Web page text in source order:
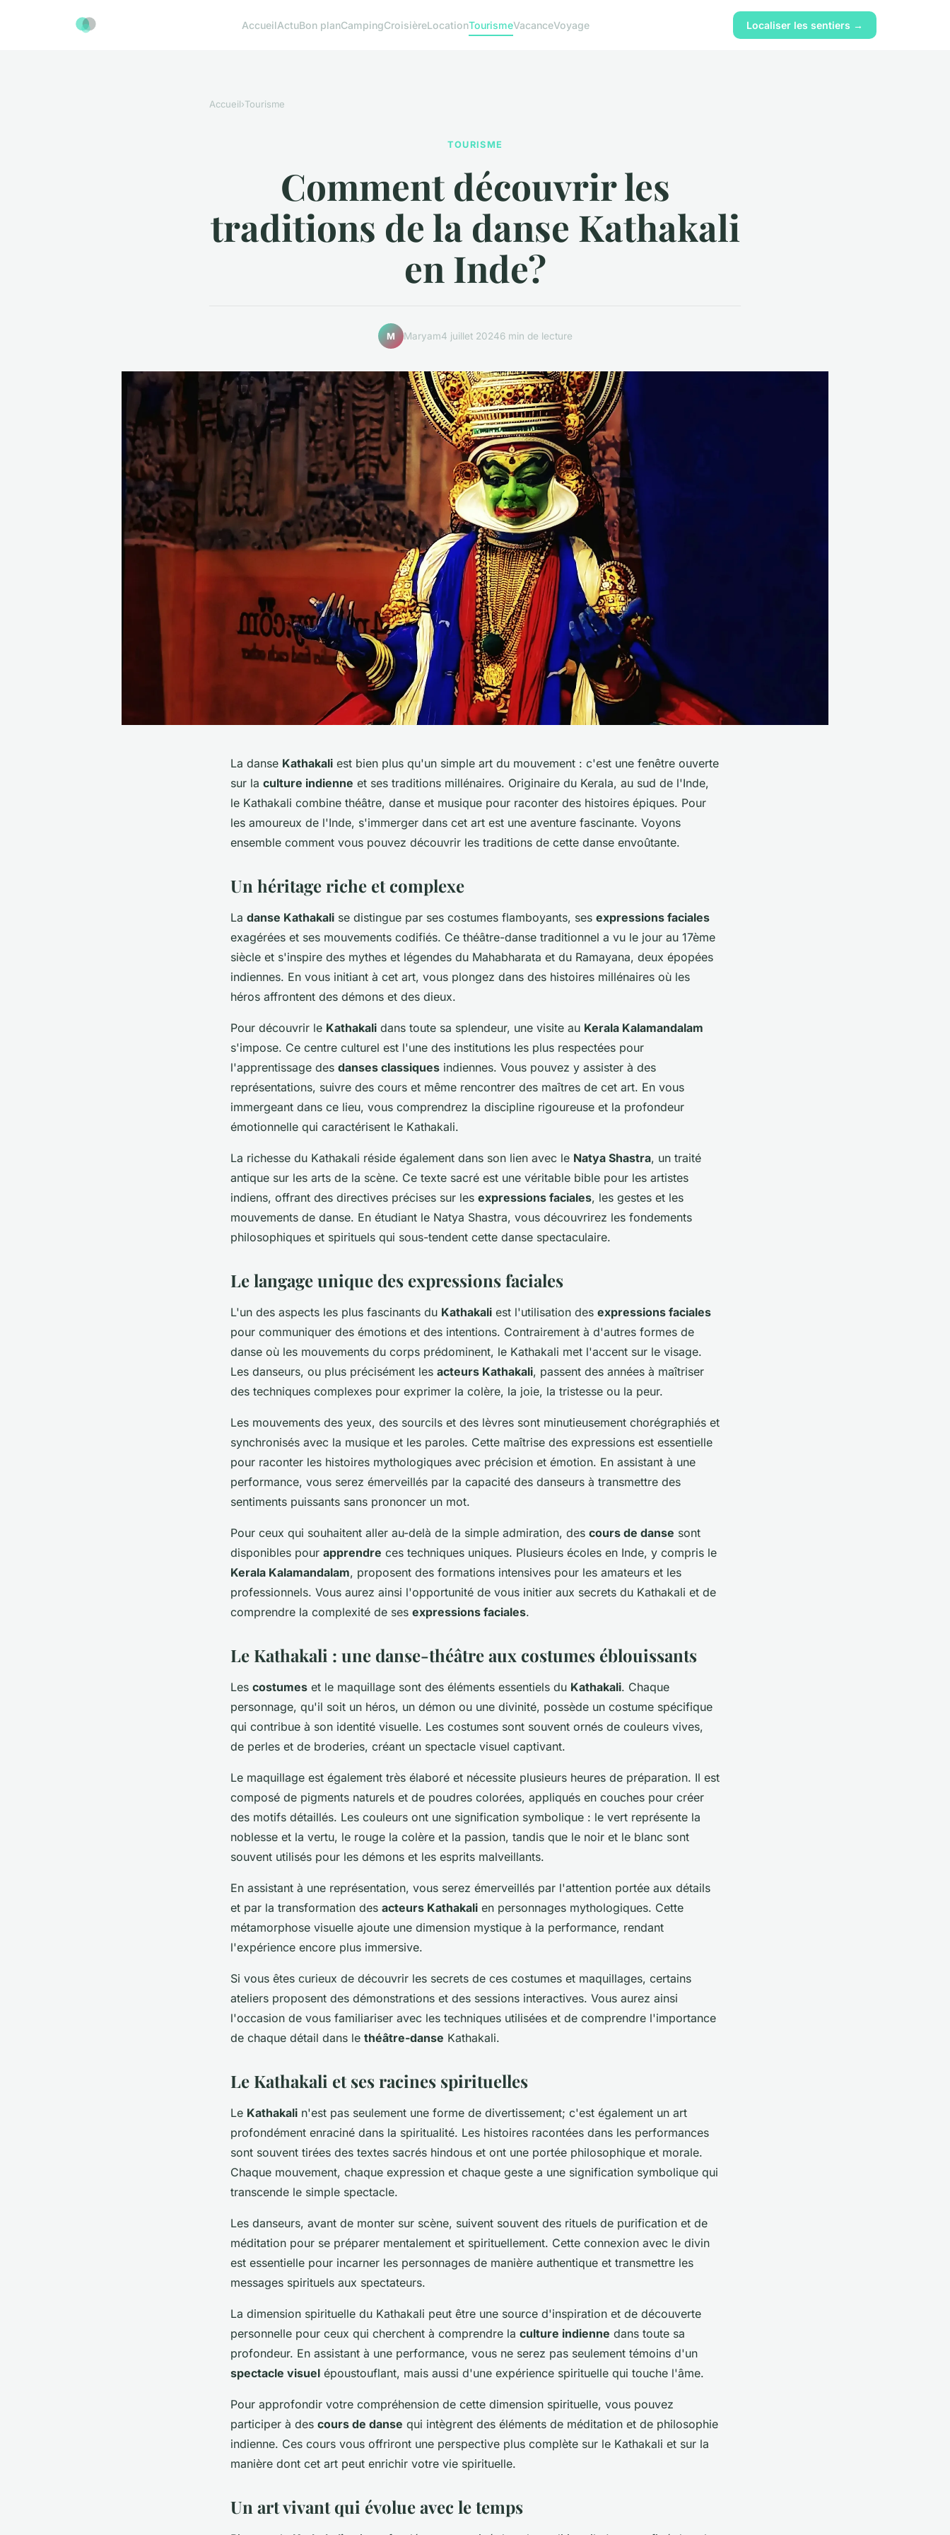
AccueilActuBon planCampingCroisièreLocationTourismeVacanceVoyage Localiser les sentiers →
Accueil›Tourisme
TOURISME
Comment découvrir les
traditions de la danse Kathakali
en Inde?
M Maryam4 juillet 20246 min de lecture
La danse Kathakali est bien plus qu'un simple art du mouvement : c'est une fenêtre ouverte
sur la culture indienne et ses traditions millénaires. Originaire du Kerala, au sud de l'Inde,
le Kathakali combine théâtre, danse et musique pour raconter des histoires épiques. Pour
les amoureux de l'Inde, s'immerger dans cet art est une aventure fascinante. Voyons
ensemble comment vous pouvez découvrir les traditions de cette danse envoûtante.
Un héritage riche et complexe
La danse Kathakali se distingue par ses costumes flamboyants, ses expressions faciales
exagérées et ses mouvements codifiés. Ce théâtre-danse traditionnel a vu le jour au 17ème
siècle et s'inspire des mythes et légendes du Mahabharata et du Ramayana, deux épopées
indiennes. En vous initiant à cet art, vous plongez dans des histoires millénaires où les
héros affrontent des démons et des dieux.
Pour découvrir le Kathakali dans toute sa splendeur, une visite au Kerala Kalamandalam
s'impose. Ce centre culturel est l'une des institutions les plus respectées pour
l'apprentissage des danses classiques indiennes. Vous pouvez y assister à des
représentations, suivre des cours et même rencontrer des maîtres de cet art. En vous
immergeant dans ce lieu, vous comprendrez la discipline rigoureuse et la profondeur
émotionnelle qui caractérisent le Kathakali.
La richesse du Kathakali réside également dans son lien avec le Natya Shastra, un traité
antique sur les arts de la scène. Ce texte sacré est une véritable bible pour les artistes
indiens, offrant des directives précises sur les expressions faciales, les gestes et les
mouvements de danse. En étudiant le Natya Shastra, vous découvrirez les fondements
philosophiques et spirituels qui sous-tendent cette danse spectaculaire.
Le langage unique des expressions faciales
L'un des aspects les plus fascinants du Kathakali est l'utilisation des expressions faciales
pour communiquer des émotions et des intentions. Contrairement à d'autres formes de
danse où les mouvements du corps prédominent, le Kathakali met l'accent sur le visage.
Les danseurs, ou plus précisément les acteurs Kathakali, passent des années à maîtriser
des techniques complexes pour exprimer la colère, la joie, la tristesse ou la peur.
Les mouvements des yeux, des sourcils et des lèvres sont minutieusement chorégraphiés et
synchronisés avec la musique et les paroles. Cette maîtrise des expressions est essentielle
pour raconter les histoires mythologiques avec précision et émotion. En assistant à une
performance, vous serez émerveillés par la capacité des danseurs à transmettre des
sentiments puissants sans prononcer un mot.
Pour ceux qui souhaitent aller au-delà de la simple admiration, des cours de danse sont
disponibles pour apprendre ces techniques uniques. Plusieurs écoles en Inde, y compris le
Kerala Kalamandalam, proposent des formations intensives pour les amateurs et les
professionnels. Vous aurez ainsi l'opportunité de vous initier aux secrets du Kathakali et de
comprendre la complexité de ses expressions faciales.
Le Kathakali : une danse-théâtre aux costumes éblouissants
Les costumes et le maquillage sont des éléments essentiels du Kathakali. Chaque
personnage, qu'il soit un héros, un démon ou une divinité, possède un costume spécifique
qui contribue à son identité visuelle. Les costumes sont souvent ornés de couleurs vives,
de perles et de broderies, créant un spectacle visuel captivant.
Le maquillage est également très élaboré et nécessite plusieurs heures de préparation. Il est
composé de pigments naturels et de poudres colorées, appliqués en couches pour créer
des motifs détaillés. Les couleurs ont une signification symbolique : le vert représente la
noblesse et la vertu, le rouge la colère et la passion, tandis que le noir et le blanc sont
souvent utilisés pour les démons et les esprits malveillants.
En assistant à une représentation, vous serez émerveillés par l'attention portée aux détails
et par la transformation des acteurs Kathakali en personnages mythologiques. Cette
métamorphose visuelle ajoute une dimension mystique à la performance, rendant
l'expérience encore plus immersive.
Si vous êtes curieux de découvrir les secrets de ces costumes et maquillages, certains
ateliers proposent des démonstrations et des sessions interactives. Vous aurez ainsi
l'occasion de vous familiariser avec les techniques utilisées et de comprendre l'importance
de chaque détail dans le théâtre-danse Kathakali.
Le Kathakali et ses racines spirituelles
Le Kathakali n'est pas seulement une forme de divertissement; c'est également un art
profondément enraciné dans la spiritualité. Les histoires racontées dans les performances
sont souvent tirées des textes sacrés hindous et ont une portée philosophique et morale.
Chaque mouvement, chaque expression et chaque geste a une signification symbolique qui
transcende le simple spectacle.
Les danseurs, avant de monter sur scène, suivent souvent des rituels de purification et de
méditation pour se préparer mentalement et spirituellement. Cette connexion avec le divin
est essentielle pour incarner les personnages de manière authentique et transmettre les
messages spirituels aux spectateurs.
La dimension spirituelle du Kathakali peut être une source d'inspiration et de découverte
personnelle pour ceux qui cherchent à comprendre la culture indienne dans toute sa
profondeur. En assistant à une performance, vous ne serez pas seulement témoins d'un
spectacle visuel époustouflant, mais aussi d'une expérience spirituelle qui touche l'âme.
Pour approfondir votre compréhension de cette dimension spirituelle, vous pouvez
participer à des cours de danse qui intègrent des éléments de méditation et de philosophie
indienne. Ces cours vous offriront une perspective plus complète sur le Kathakali et sur la
manière dont cet art peut enrichir votre vie spirituelle.
Un art vivant qui évolue avec le temps